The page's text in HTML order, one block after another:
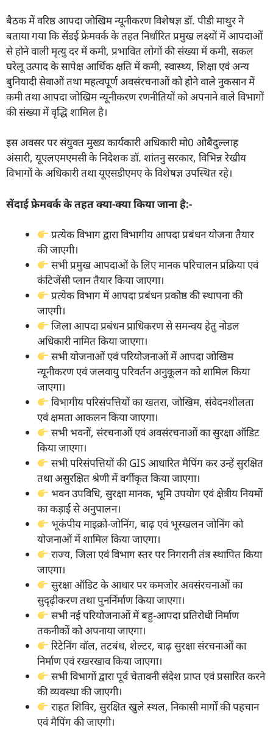
बैठक में वरिष्ठ आपदा जोखिम न्यूनीकरण विशेषज्ञ डाॅ. पीडी माथुर ने
बताया गया कि सेंडई फ्रेमवर्क के तहत निर्धारित प्रमुख लक्ष्यों में आपदाओं
से होने वाली मृत्यु दर में कमी, प्रभावित लोगों की संख्या में कमी, सकल
घरेलू उत्पाद के सापेक्ष आर्थिक क्षति में कमी, स्वास्थ्य, शिक्षा एवं अन्य
बुनियादी सेवाओं तथा महत्वपूर्ण अवसंरचनाओं को होने वाले नुकसान में
कमी तथा आपदा जोखिम न्यूनीकरण रणनीतियों को अपनाने वाले विभागों
की संख्या में वृद्धि शामिल है।
इस अवसर पर संयुक्त मुख्य कार्यकारी अधिकारी मो0 ओबैदुल्लाह
अंसारी, यूएलएमएमसी के निदेशक डाॅ. शांतनु सरकार, विभिन्न रेखीय
विभागों के अधिकारी तथा यूएसडीएमए के विशेषज्ञ उपस्थित रहे।
सेंदाई फ्रेमवर्क के तहत क्या-क्या किया जाना है:-
प्रत्येक विभाग द्वारा विभागीय आपदा प्रबंधन योजना तैयार
की जाएगी।
सभी प्रमुख आपदाओं के लिए मानक परिचालन प्रक्रिया एवं
कंटिजेंसी प्लान तैयार किया जाएगा।
प्रत्येक विभाग में आपदा प्रबंधन प्रकोष्ठ की स्थापना की
जाएगी।
जिला आपदा प्रबंधन प्राधिकरण से समन्वय हेतु नोडल
अधिकारी नामित किया जाएगा।
सभी योजनाओं एवं परियोजनाओं में आपदा जोखिम
न्यूनीकरण एवं जलवायु परिवर्तन अनुकूलन को शामिल किया
जाएगा।
विभागीय परिसंपत्तियों का खतरा, जोखिम, संवेदनशीलता
एवं क्षमता आकलन किया जाएगा।
सभी भवनों, संरचनाओं एवं अवसंरचनाओं का सुरक्षा ऑडिट
किया जाएगा।
सभी परिसंपत्तियों की GIS आधारित मैपिंग कर उन्हें सुरक्षित
तथा असुरक्षित श्रेणी में वर्गीकृत किया जाएगा।
भवन उपविधि, सुरक्षा मानक, भूमि उपयोग एवं क्षेत्रीय नियमों
का कड़ाई से अनुपालन।
भूकंपीय माइक्रो-जोनिंग, बाढ़ एवं भूस्खलन जोनिंग को
योजनाओं में शामिल किया जाएगा।
राज्य, जिला एवं विभाग स्तर पर निगरानी तंत्र स्थापित किया
जाएगा।
सुरक्षा ऑडिट के आधार पर कमजोर अवसंरचनाओं का
सुदृढ़ीकरण तथा पुनर्निर्माण किया जाएगा।
सभी नई परियोजनाओं में बहु-आपदा प्रतिरोधी निर्माण
तकनीकों को अपनाया जाएगा।
रिटेनिंग वॉल, तटबंध, शेल्टर, बाढ़ सुरक्षा संरचनाओं का
निर्माण एवं रखरखाव किया जाएगा।
सभी विभागों द्वारा पूर्व चेतावनी संदेश प्राप्त एवं प्रसारित करने
की व्यवस्था की जाएगी।
राहत शिविर, सुरक्षित खुले स्थल, निकासी मार्गों की पहचान
एवं मैपिंग की जाएगी।